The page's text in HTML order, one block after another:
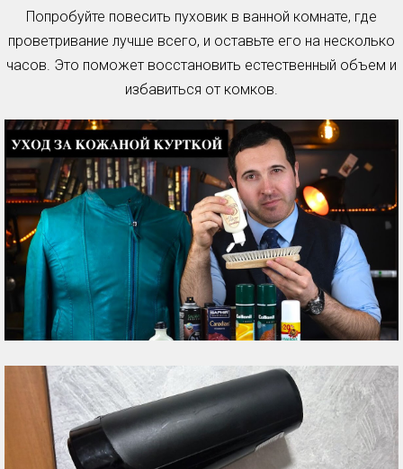
Попробуйте повесить пуховик в ванной комнате, где
проветривание лучше всего, и оставьте его на несколько
часов. Это поможет восстановить естественный объем и
избавиться от комков.